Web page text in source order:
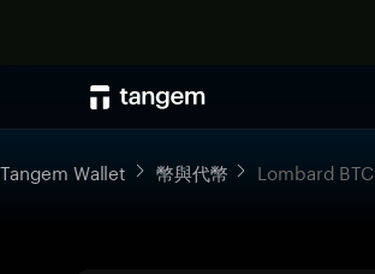
Tangem Wallet 幣與代幣 Lombard BTC